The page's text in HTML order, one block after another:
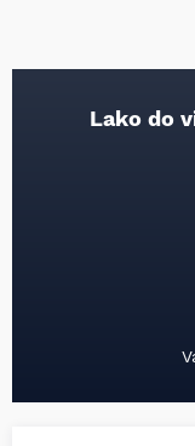
Lako do